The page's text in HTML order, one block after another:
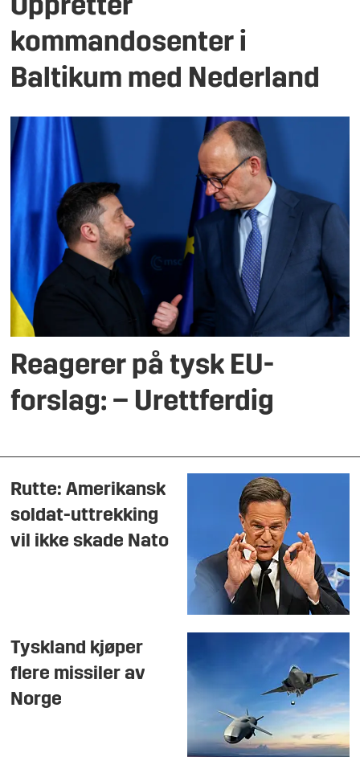
Oppretter
kommandosenter i
Baltikum med Nederland
Reagerer på tysk EU-
forslag: – Urettferdig
Rutte: Amerikansk
soldat-uttrekking
vil ikke skade Nato
Tyskland kjøper
flere missiler av
Norge